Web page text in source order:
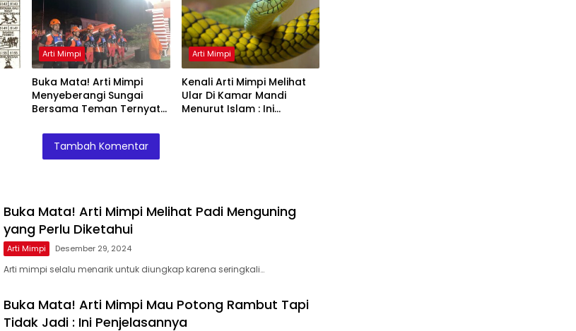
Arti Mimpi
Buka Mata! Arti Mimpi
Menyeberangi Sungai
Bersama Teman Ternyata
Arti Mimpi
Kenali Arti Mimpi Melihat
Ular Di Kamar Mandi
Menurut Islam : Ini
Tambah Komentar
Buka Mata! Arti Mimpi Melihat Padi Menguning
yang Perlu Diketahui
Arti Mimpi Desember 29, 2024
Arti mimpi selalu menarik untuk diungkap karena seringkali…
Buka Mata! Arti Mimpi Mau Potong Rambut Tapi
Tidak Jadi : Ini Penjelasannya